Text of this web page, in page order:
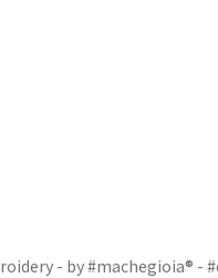
- by #machegioia® -